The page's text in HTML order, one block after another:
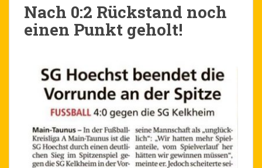
Nach 0:2 Rückstand noch
einen Punkt geholt!